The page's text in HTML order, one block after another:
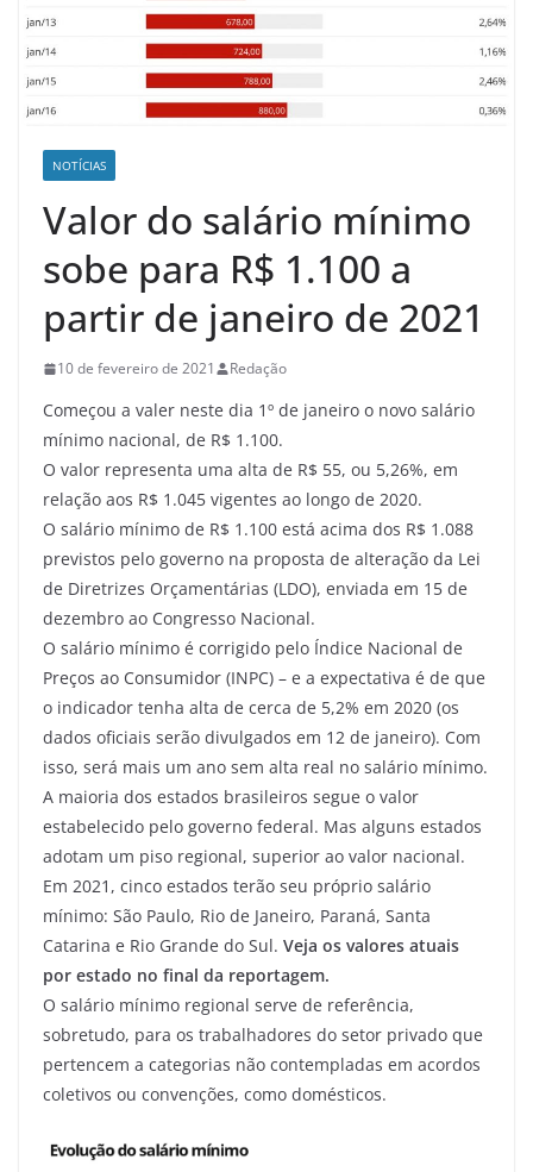
NOTÍCIAS
Valor do salário mínimo
sobe para R$ 1.100 a
partir de janeiro de 2021
10 de fevereiro de 2021 Redação
Começou a valer neste dia 1º de janeiro o novo salário
mínimo nacional, de R$ 1.100.
O valor representa uma alta de R$ 55, ou 5,26%, em
relação aos R$ 1.045 vigentes ao longo de 2020.
O salário mínimo de R$ 1.100 está acima dos R$ 1.088
previstos pelo governo na proposta de alteração da Lei
de Diretrizes Orçamentárias (LDO), enviada em 15 de
dezembro ao Congresso Nacional.
O salário mínimo é corrigido pelo Índice Nacional de
Preços ao Consumidor (INPC) – e a expectativa é de que
o indicador tenha alta de cerca de 5,2% em 2020 (os
dados oficiais serão divulgados em 12 de janeiro). Com
isso, será mais um ano sem alta real no salário mínimo.
A maioria dos estados brasileiros segue o valor
estabelecido pelo governo federal. Mas alguns estados
adotam um piso regional, superior ao valor nacional.
Em 2021, cinco estados terão seu próprio salário
mínimo: São Paulo, Rio de Janeiro, Paraná, Santa
Catarina e Rio Grande do Sul. Veja os valores atuais
por estado no final da reportagem.
O salário mínimo regional serve de referência,
sobretudo, para os trabalhadores do setor privado que
pertencem a categorias não contempladas em acordos
coletivos ou convenções, como domésticos.